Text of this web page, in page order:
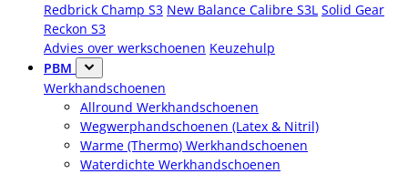
Redbrick Champ S3 New Balance Calibre S3L Solid Gear
Reckon S3
Advies over werkschoenen Keuzehulp
PBM
Werkhandschoenen
Allround Werkhandschoenen
Wegwerphandschoenen (Latex & Nitril)
Warme (Thermo) Werkhandschoenen
Waterdichte Werkhandschoenen